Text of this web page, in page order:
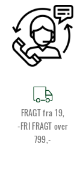
FRAGT fra 19,
-FRI FRAGT over
799,-